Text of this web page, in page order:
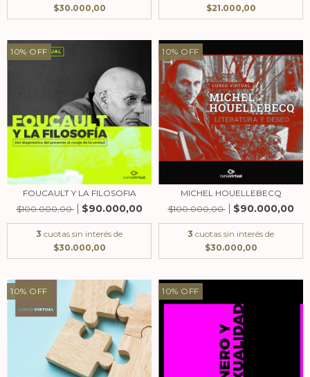
$30.000,00
$21.000,00
10% OFF
FOUCAULT Y LA FILOSOFIA
$100.000,00
$90.000,00
3 cuotas sin interés de
$30.000,00
10% OFF
MICHEL HOUELLEBECQ
$100.000,00
$90.000,00
3 cuotas sin interés de
$30.000,00
10% OFF 10% OFF